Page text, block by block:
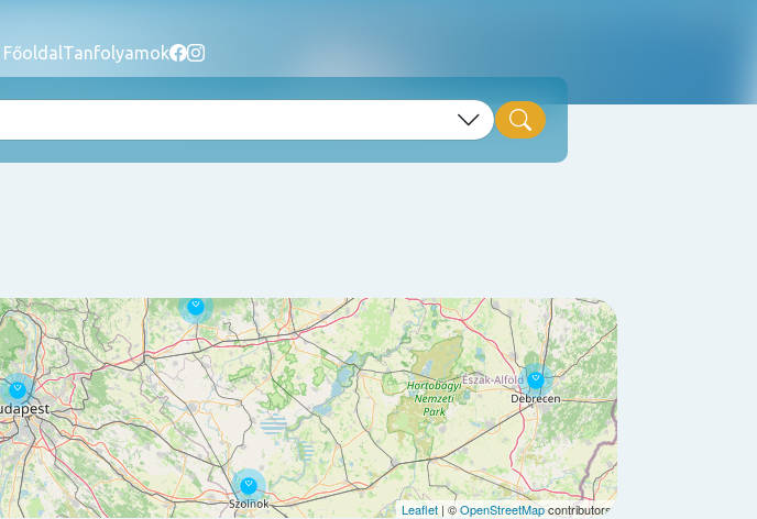
Főoldal Tanfolyamok
Leaflet | ©OpenStreetMapcontributors